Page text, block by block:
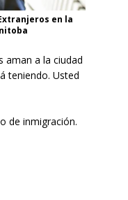
en la
aman a la ciudad
teniendo. Usted
de inmigración.